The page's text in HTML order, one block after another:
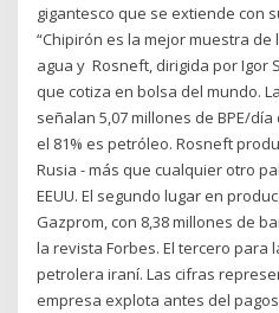
gigantesco que se extiende con
“Chipirón es la mejor muestra
agua y Rosneft, dirigida por Igor
que cotiza en bolsa del mundo.
señalan 5,07 millones de BPE/
el 81% es petróleo. Rosneft
Rusia - más que cualquier otro
EEUU. El segundo lugar en
Gazprom, con 8,38 millones de
la revista Forbes. El tercero para
petrolera iraní. Las cifras
empresa explota antes del